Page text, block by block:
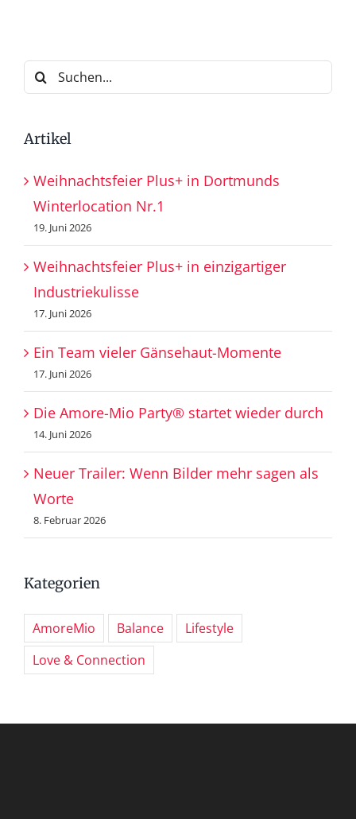
Suche
nach:
Artikel
Weihnachtsfeier Plus+ in Dortmunds
Winterlocation Nr.1
19. Juni 2026
Weihnachtsfeier Plus+ in einzigartiger
Industriekulisse
17. Juni 2026
Ein Team vieler Gänsehaut-Momente
17. Juni 2026
Die Amore-Mio Party® startet wieder durch
14. Juni 2026
Neuer Trailer: Wenn Bilder mehr sagen als
Worte
8. Februar 2026
Kategorien
AmoreMio Balance
Lifestyle
Love & Connection